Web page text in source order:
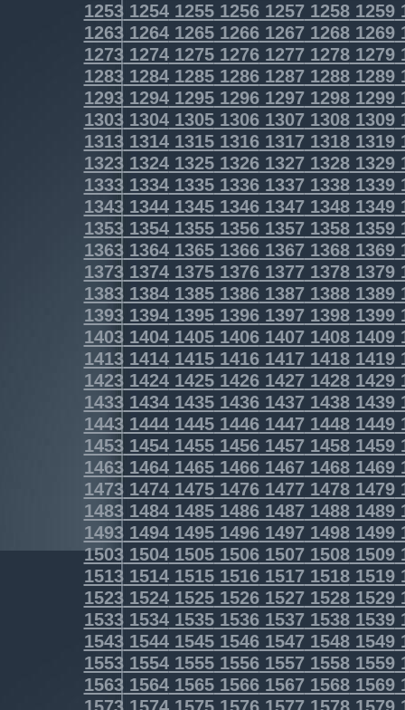
1253125412551256125712581259
1263126412651266126712681269
1273127412751276127712781279
1283128412851286128712881289
1293129412951296129712981299
1303130413051306130713081309
1313131413151316131713181319
1323132413251326132713281329
1333133413351336133713381339
1343134413451346134713481349
1353135413551356135713581359
1363136413651366136713681369
1373137413751376137713781379
1383138413851386138713881389
1393139413951396139713981399
1403140414051406140714081409
1413141414151416141714181419
1423142414251426142714281429
1433143414351436143714381439
1443144414451446144714481449
1453145414551456145714581459
1463146414651466146714681469
1473147414751476147714781479
1483148414851486148714881489
1493149414951496149714981499
1503150415051506150715081509
1513151415151516151715181519
1523152415251526152715281529
1533153415351536153715381539
1543154415451546154715481549
1553155415551556155715581559
1563156415651566156715681569